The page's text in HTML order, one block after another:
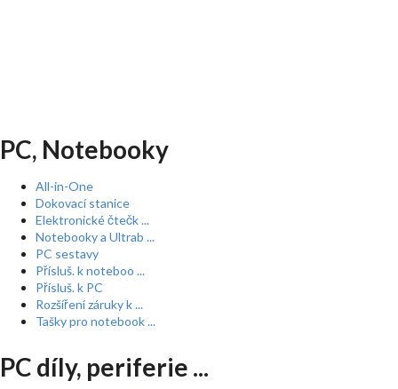
PC, Notebooky
All-in-One
Dokovací stanice
Elektronické čtečk ...
Notebooky a Ultrab ...
PC sestavy
Přísluš. k noteboo ...
Přísluš. k PC
Rozšíření záruky k ...
Tašky pro notebook ...
PC díly, periferie ...